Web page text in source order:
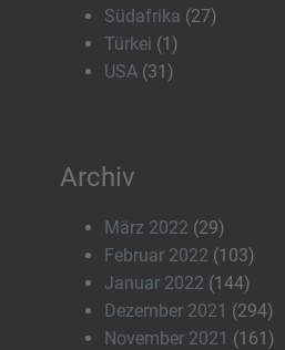
Südafrika (27)
Türkei (1)
USA (31)
Archiv
März 2022 (29)
Februar 2022 (103)
Januar 2022 (144)
Dezember 2021 (294)
November 2021 (161)